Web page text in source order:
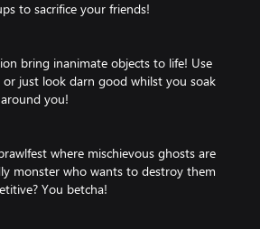
to sacrifice your friends!
bring inanimate objects to life! Use
just look darn good whilst you soak
you!
where mischievous ghosts are
monster who wants to destroy them
You betcha!